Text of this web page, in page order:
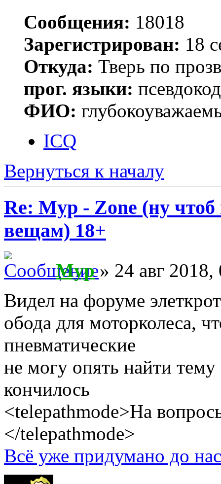
Сообщения: 18018
Зарегистрирован: 18
Откуда: Тверь по
прог. языки:
ФИО:
ICQ
Вернуться к началу
Re: Myp - Zone (ну
вещам) 18+
Myp» 24 авг 2018,
Видел на форуме
обода для моторколеса,
пневматические
не могу опять найти тему
кончилось
<telepathmode>На
</telepathmode>
Всё уже придумано до